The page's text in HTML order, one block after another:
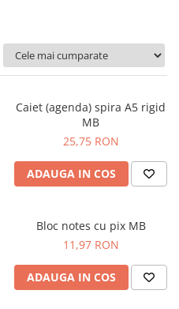
Caiet (agenda) spira A5 rigid
MB
25,75 RON
ADAUGA IN COS
Bloc notes cu pix MB
11,97 RON
ADAUGA IN COS